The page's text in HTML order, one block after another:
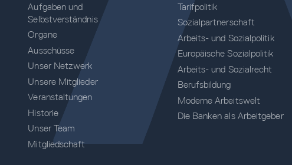
Aufgaben und
Selbstverständnis
Organe
Ausschüsse
Unser Netzwerk
Unsere Mitglieder
Veranstaltungen
Historie
Unser Team
Mitgliedschaft
Tarifpolitik
Sozialpartnerschaft
Arbeits- und Sozialpolitik
Europäische Sozialpolitik
Arbeits- und Sozialrecht
Berufsbildung
Moderne Arbeitswelt
Die Banken als Arbeitgeber